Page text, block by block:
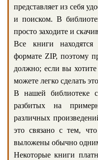
представляет из себя
и поиском. В
просто заходите и
Все книги
формате ZIP, поэтому
должно; если вы
можете легко сделать
В нашей библиотеке
разбитых на
различных
это связано с тем,
выложены обычно
Некоторые книги